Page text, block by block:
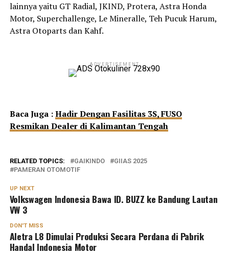
lainnya yaitu GT Radial, JKIND, Protera, Astra Honda
Motor, Superchallenge, Le Mineralle, Teh Pucuk Harum,
Astra Otoparts dan Kahf.
ADVERTISEMENT
Baca Juga :Hadir Dengan Fasilitas 3S, FUSO
Resmikan Dealer di Kalimantan Tengah
RELATED TOPICS: GAIKINDO
GIIAS 2025
PAMERAN OTOMOTIF
UP NEXT
Volkswagen Indonesia Bawa ID. BUZZ ke Bandung Lautan
VW 3
DON'T MISS
Aletra L8 Dimulai Produksi Secara Perdana di Pabrik
Handal Indonesia Motor